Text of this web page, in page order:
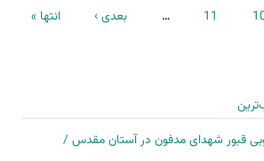
11
… بعدی › انتها »
قبور شهدای مدفون در آستان مقدس /